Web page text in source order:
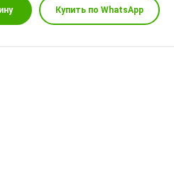
Купить по WhatsApp